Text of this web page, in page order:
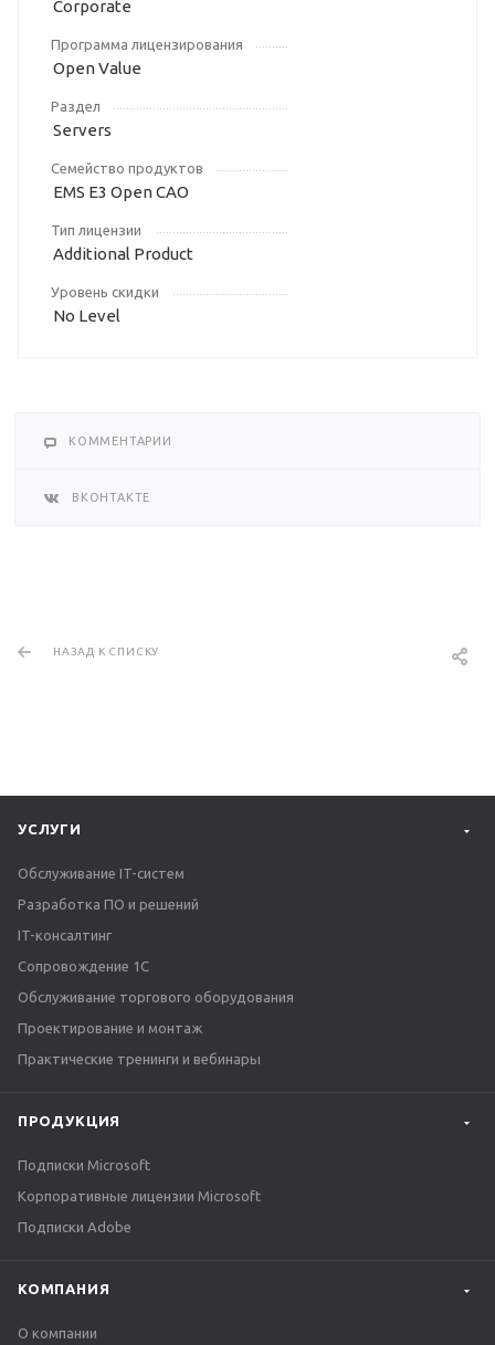
Corporate
Программа лицензирования
Open Value
Раздел
Servers
Семейство продуктов
EMS E3 Open CAO
Тип лицензии
Additional Product
Уровень скидки
No Level
КОММЕНТАРИИ
ВКОНТАКТЕ
НАЗАД К СПИСКУ
УСЛУГИ
Обслуживание IT-систем
Разработка ПО и решений
IT-консалтинг
Сопровождение 1С
Обслуживание торгового оборудования
Проектирование и монтаж
Практические тренинги и вебинары
ПРОДУКЦИЯ
Подписки Microsoft
Корпоративные лицензии Microsoft
Подписки Adobe
КОМПАНИЯ
О компании